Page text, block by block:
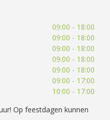
09:00 - 18:00
09:00 - 18:00
09:00 - 18:00
09:00 - 18:00
09:00 - 18:00
09:00 - 17:00
10:00 - 17:00
Op feestdagen kunnen